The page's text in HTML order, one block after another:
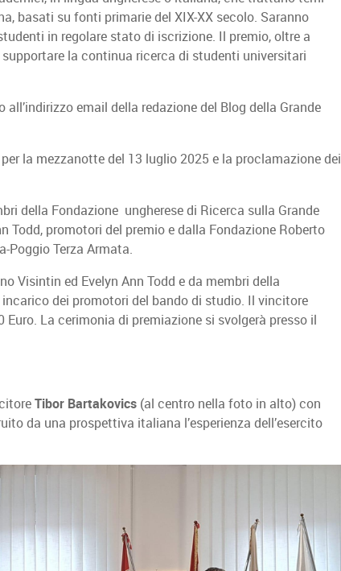
basati su fonti primarie del XIX-XX secolo. Saranno
in regolare stato di iscrizione. Il premio, oltre a
la continua ricerca di studenti universitari
email della redazione del Blog della Grande
la mezzanotte del 13 luglio 2025 e la proclamazione dei
della Fondazione ungherese di Ricerca sulla Grande
Todd, promotori del premio e dalla Fondazione Roberto
Poggio Terza Armata.
Visintin ed Evelyn Ann Todd e da membri della
dei promotori del bando di studio. Il vincitore
La cerimonia di premiazione si svolgerà presso il
Tibor Bartakovics (al centro nella foto in alto) con
da una prospettiva italiana l’esperienza dell’esercito